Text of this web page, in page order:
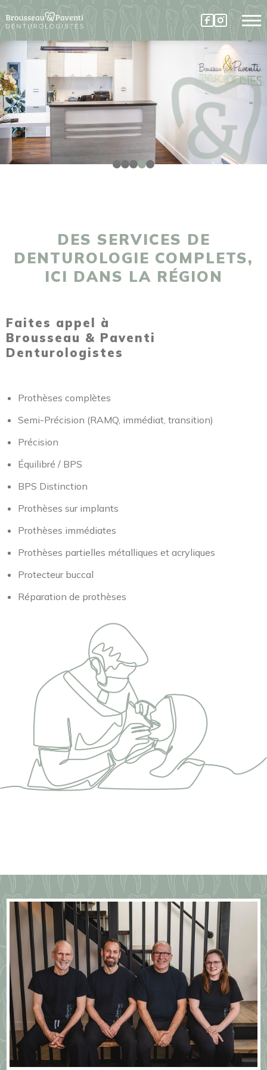
DES SERVICES DE
DENTUROLOGIE COMPLETS,
ICI DANS LA RÉGION
Faites appel à
Brousseau & Paventi
Denturologistes
Prothèses complètes
Semi-Précision (RAMQ, immédiat, transition)
Précision
Équilibré / BPS
BPS Distinction
Prothèses sur implants
Prothèses immédiates
Prothèses partielles métalliques et acryliques
Protecteur buccal
Réparation de prothèses